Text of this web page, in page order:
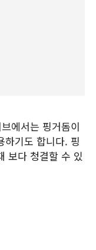
에서는 핑거돔이
하기도 합니다. 핑
보다 청결할 수 있